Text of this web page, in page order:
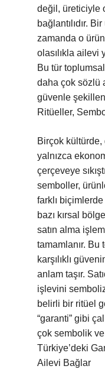
değil, üreticiyle
bağlantılıdır.
zamanda o
olasılıkla ailevi
Bu tür
daha çok sözlü
güvenle
Ritüeller,
Birçok kültürde,
yalnızca
çerçeveye
semboller,
farklı
bazı kırsal
satın alma
tamamlanır. Bu
karşılıklı
anlam taşır.
işlevini
belirli bir ritüel
“garanti” gibi
çok sembolik ve
Türkiye’deki
Ailevi Bağlar